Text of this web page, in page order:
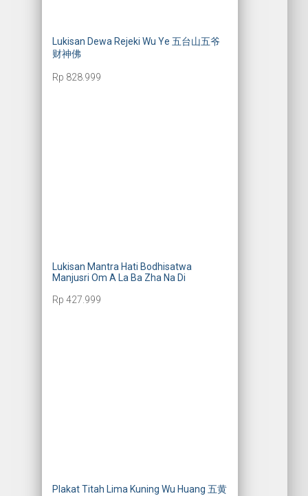
Lukisan Dewa Rejeki Wu Ye 五台山五爷
财神佛
Rp 828.999
Lukisan Mantra Hati Bodhisatwa
Manjusri Om A La Ba Zha Na Di
Rp 427.999
Plakat Titah Lima Kuning Wu Huang 五黄